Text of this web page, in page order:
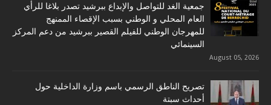
جمعية الغد للتواصل والإبداع ببرشيد تصدر بلاغا للرأي
العام المحلي و الوطني بسبب الإقصاء الممنهج
للمهرجان الوطني للفيلم القصير ببرشيد من دعم المركز
السينمائي
August 05, 2026
تصريح الناطق الرسمي باسم وزارة الداخلية حول
أحداث سبتة